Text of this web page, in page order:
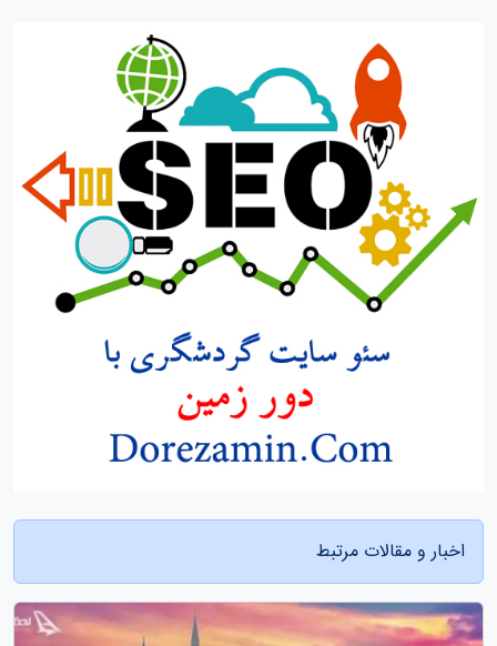
اخبار و مقالات مرتبط